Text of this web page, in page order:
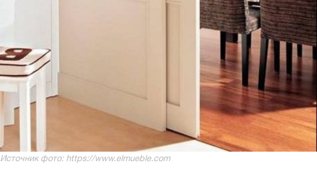
Источник фото: https://www.elmueble.com